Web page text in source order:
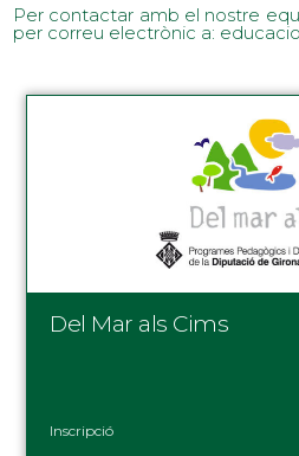
Per contactar amb el nostre
per correu electrònic a:
Del Mar als Cims
Inscripció